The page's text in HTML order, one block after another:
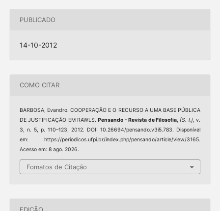
PUBLICADO
14-10-2012
COMO CITAR
BARBOSA, Evandro. COOPERAÇÃO E O RECURSO A UMA BASE PÚBLICA
DE JUSTIFICAÇÃO EM RAWLS.Pensando - Revista de Filosofia,[S. l.], v.
3, n. 5, p. 110–123, 2012. DOI: 10.26694/pensando.v3i5.783. Disponível
em: https://periodicos.ufpi.br/index.php/pensando/article/view/3165.
Acesso em: 8 ago. 2026.
Fomatos de Citação